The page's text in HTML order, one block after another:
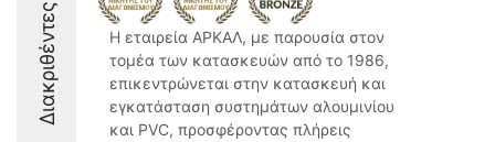
Διακριθέντες
Η εταιρεία ΑΡΚΑΛ, με παρουσία στον
τομέα των κατασκευών από το 1986,
επικεντρώνεται στην κατασκευή και
εγκατάσταση συστημάτων αλουμινίου
και PVC, προσφέροντας πλήρεις